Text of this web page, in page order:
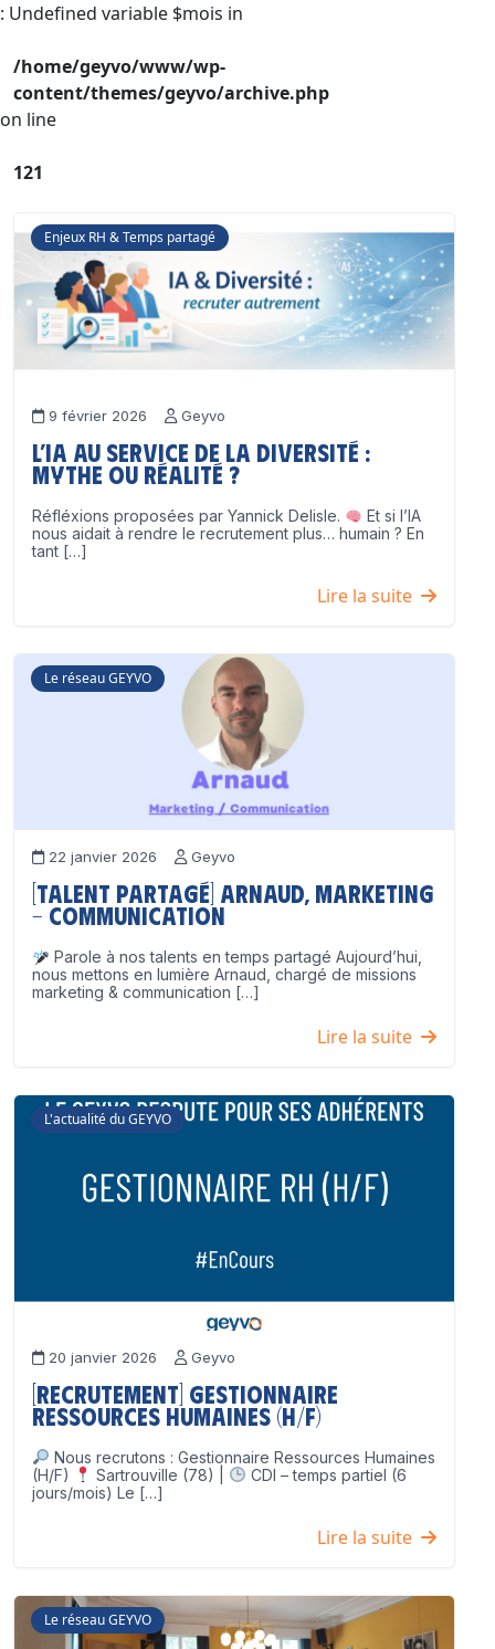
: Undefined variable $mois in
/home/geyvo/www/wp-
content/themes/geyvo/archive.php
on line
121
Enjeux RH & Temps partagé
9 février 2026 Geyvo
L’IA au service de la diversité :
mythe ou réalité ?
Réfléxions proposées par Yannick Delisle.
Et si l’IA
nous aidait à rendre le recrutement plus… humain ? En
tant […]
Lire la suite
Le réseau GEYVO
22 janvier 2026 Geyvo
[Talent partagé] Arnaud, Marketing
– Communication
Parole à nos talents en temps partagé Aujourd’hui,
nous mettons en lumière Arnaud, chargé de missions
marketing & communication […]
Lire la suite
L'actualité du GEYVO
20 janvier 2026 Geyvo
[Recrutement] Gestionnaire
Ressources Humaines (H/F)
Nous recrutons : Gestionnaire Ressources Humaines
(H/F)
Sartrouville (78) |
CDI – temps partiel (6
jours/mois) Le […]
Lire la suite
Le réseau GEYVO